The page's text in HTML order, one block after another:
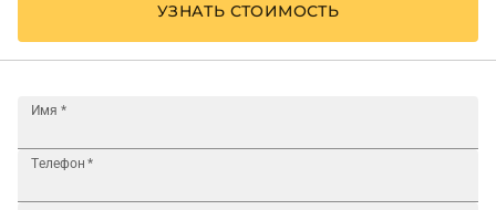
УЗНАТЬ СТОИМОСТЬ
Имя *
Телефон *